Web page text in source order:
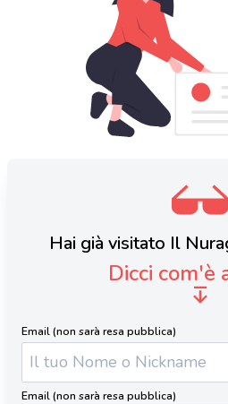
Hai già visitato Il
Dicci com'è
Email (non sarà resa pubblica)
Email (non sarà resa pubblica)